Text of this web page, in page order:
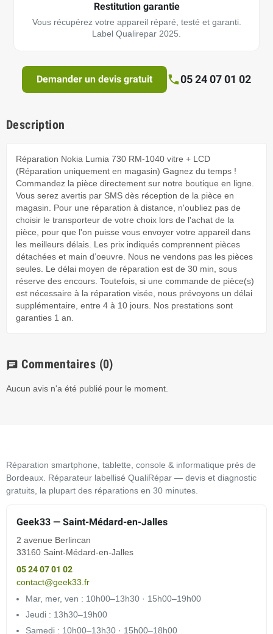
Restitution garantie
Vous récupérez votre appareil réparé, testé et garanti.
Label Qualirepar 2025.
Demander un devis gratuit 05 24 07 01 02
Description
Réparation Nokia Lumia 730 RM-1040 vitre + LCD
(Réparation uniquement en magasin) Gagnez du temps !
Commandez la pièce directement sur notre boutique en ligne.
Vous serez avertis par SMS dès réception de la pièce en
magasin. Pour une réparation à distance, n'oubliez pas de
choisir le transporteur de votre choix lors de l'achat de la
pièce, pour que l'on puisse vous envoyer votre appareil dans
les meilleurs délais. Les prix indiqués comprennent pièces
détachées et main d’oeuvre. Nous ne vendons pas les pièces
seules. Le délai moyen de réparation est de 30 min, sous
réserve des encours. Toutefois, si une commande de pièce(s)
est nécessaire à la réparation visée, nous prévoyons un délai
supplémentaire, entre 4 à 10 jours. Nos prestations sont
garanties 1 an.
chat Commentaires (0)
Aucun avis n'a été publié pour le moment.
Réparation smartphone, tablette, console & informatique près de
Bordeaux. Réparateur labellisé QualiRépar — devis et diagnostic
gratuits, la plupart des réparations en 30 minutes.
Geek33 — Saint-Médard-en-Jalles
2 avenue Berlincan
33160 Saint-Médard-en-Jalles
05 24 07 01 02
contact@geek33.fr
Mar, mer, ven : 10h00–13h30 · 15h00–19h00
Jeudi : 13h30–19h00
Samedi : 10h00–13h30 · 15h00–18h00